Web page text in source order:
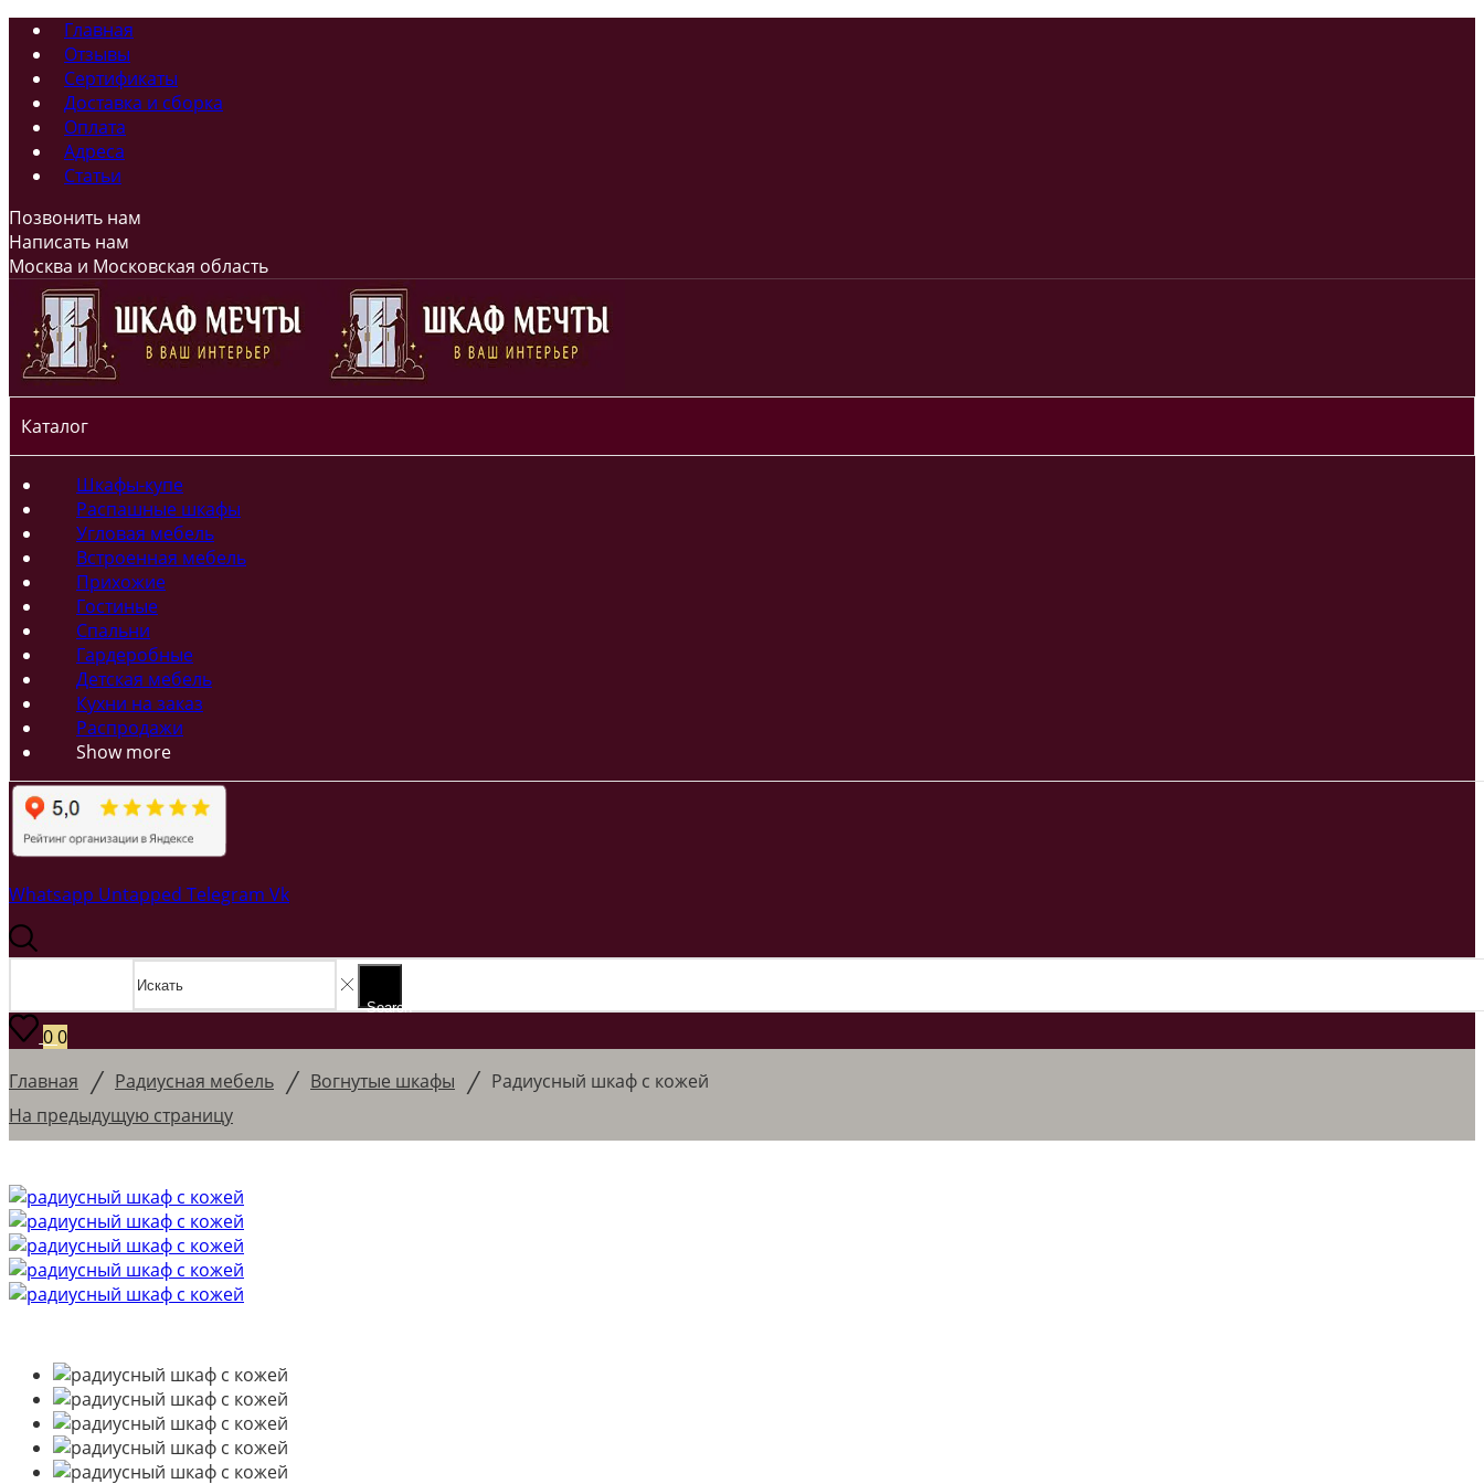
Главная
Отзывы
Сертификаты
Доставка и сборка
Оплата
Адреса
Статьи
Позвонить нам
Написать нам
Москва и Московская область
Каталог
Шкафы-купе
Распашные шкафы
Угловая мебель
Встроенная мебель
Прихожие
Гостиные
Спальни
Гардеробные
Детская мебель
Кухни на заказ
Распродажи
Show more
Whatsapp Untapped Telegram Vk
Search
00
Главная / Радиусная мебель / Вогнутые шкафы / Радиусный шкаф с кожей
На предыдущую страницу